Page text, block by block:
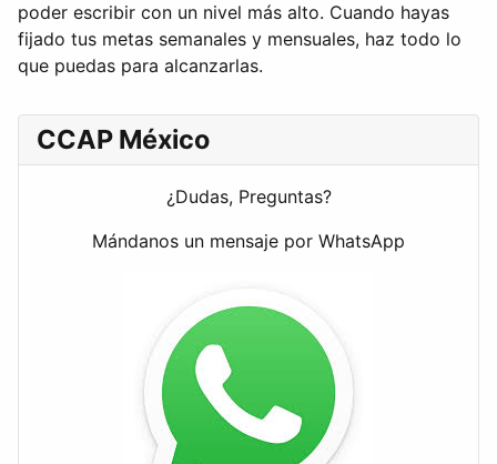
poder escribir con un nivel más alto. Cuando hayas
fijado tus metas semanales y mensuales, haz todo lo
que puedas para alcanzarlas.
CCAP México
¿Dudas, Preguntas?
Mándanos un mensaje por WhatsApp